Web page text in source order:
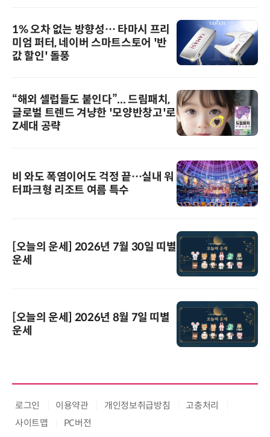
1% 오차 없는 방향성… 타마시 프리
미엄 퍼터, 네이버 스마트스토어 '반
값 할인' 돌풍
“해외 셀럽들도 붙인다”... 드림패치,
글로벌 트렌드 겨냥한 '모양반창고'로
Z세대 공략
비 와도 폭염이어도 걱정 끝…실내 워
터파크형 리조트 여름 특수
[오늘의 운세] 2026년 7월 30일 띠별
운세
[오늘의 운세] 2026년 8월 7일 띠별
운세
로그인 이용약관 개인정보취급방침
고충처리
사이트맵
PC버전